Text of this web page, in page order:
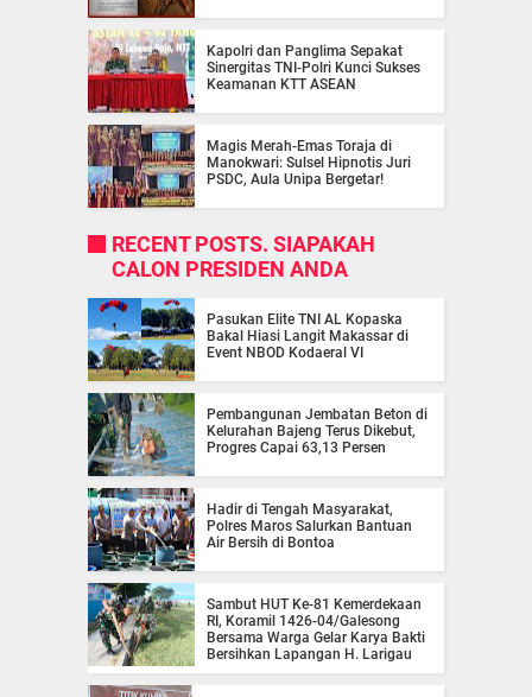
Kapolri dan Panglima Sepakat
Sinergitas TNI-Polri Kunci Sukses
Keamanan KTT ASEAN
Magis Merah-Emas Toraja di
Manokwari: Sulsel Hipnotis Juri
PSDC, Aula Unipa Bergetar!
RECENT POSTS. SIAPAKAH
CALON PRESIDEN ANDA
Pasukan Elite TNI AL Kopaska
Bakal Hiasi Langit Makassar di
Event NBOD Kodaeral VI
Pembangunan Jembatan Beton di
Kelurahan Bajeng Terus Dikebut,
Progres Capai 63,13 Persen
Hadir di Tengah Masyarakat,
Polres Maros Salurkan Bantuan
Air Bersih di Bontoa
Sambut HUT Ke-81 Kemerdekaan
RI, Koramil 1426-04/Galesong
Bersama Warga Gelar Karya Bakti
Bersihkan Lapangan H. Larigau